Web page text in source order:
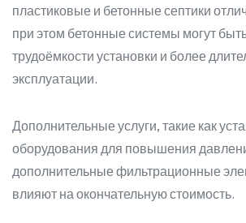
пластиковые и бетонные септики
при этом бетонные системы могут
трудоёмкости установки и более
эксплуатации.
Дополнительные услуги, такие как
оборудования для повышения
дополнительные фильтрационные
влияют на окончательную стоимость.